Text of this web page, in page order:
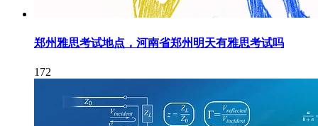
郑州雅思考试地点，河南省郑州明天有雅思考试吗
172